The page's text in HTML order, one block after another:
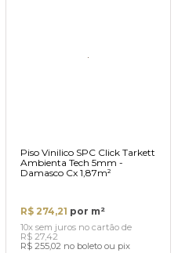
Piso Vinilico SPC Click Tarkett
Ambienta Tech 5mm -
Damasco Cx 1,87m²
R$ 274,21 por m²
10x sem juros no cartão de
R$ 27,42
R$ 255,02 no boleto ou pix